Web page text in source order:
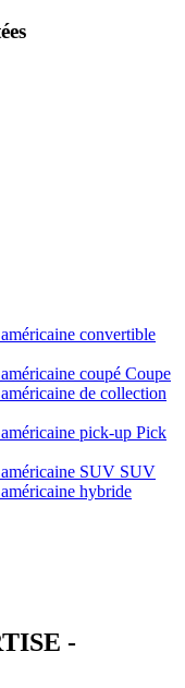
Coupe
Pick
SUV
-